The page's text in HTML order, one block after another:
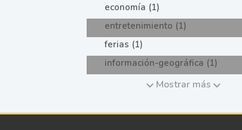
economía (1)
entretenimiento (1)
ferias (1)
información-geográfica (1)
Mostrar más